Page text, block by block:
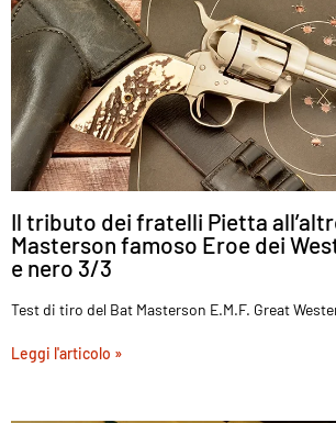
Il tributo dei fratelli Pietta
Masterson famoso Eroe dei
e nero 3/3
Test di tiro del Bat Masterson E.M.F. Great
Leggi l'articolo »